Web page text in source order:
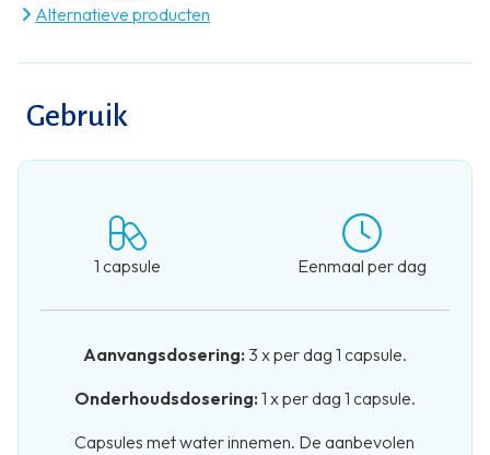
Alternatieve producten
Gebruik
1 capsule Eenmaal per dag
Aanvangsdosering: 3 x per dag 1 capsule.
Onderhoudsdosering: 1 x per dag 1 capsule.
Capsules met water innemen. De aanbevolen